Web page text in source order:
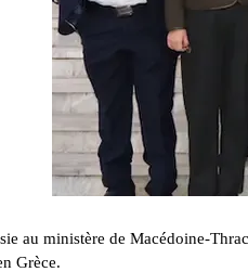
au ministère de Macédoine-
Grèce.